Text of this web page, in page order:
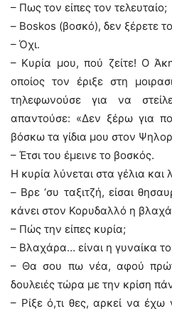
– Πως τον είπες τον τελευταίο;
– Boskos (βοσκό), δεν ξέρετε
– Όχι.
– Κυρία μου, πού ζείτε! O
οποίος τον έριξε στη
τηλεφωνούσε για να
απαντούσε: «Δεν ξέρω για
βόσκω τα γίδια μου στον
– Έτσι του έμεινε το βοσκός.
Η κυρία λύνεται στα γέλια και
– Bρε ‘συ ταξιτζή, είσαι
κάνει στον Κορυδαλλό η
– Πώς την είπες κυρία;
– Βλαχάρα… είναι η γυναίκα
– Θα σου πω νέα, αφού
δουλειές τώρα με την κρίση
– Ρίξε ό,τι θες, αρκεί να έχω